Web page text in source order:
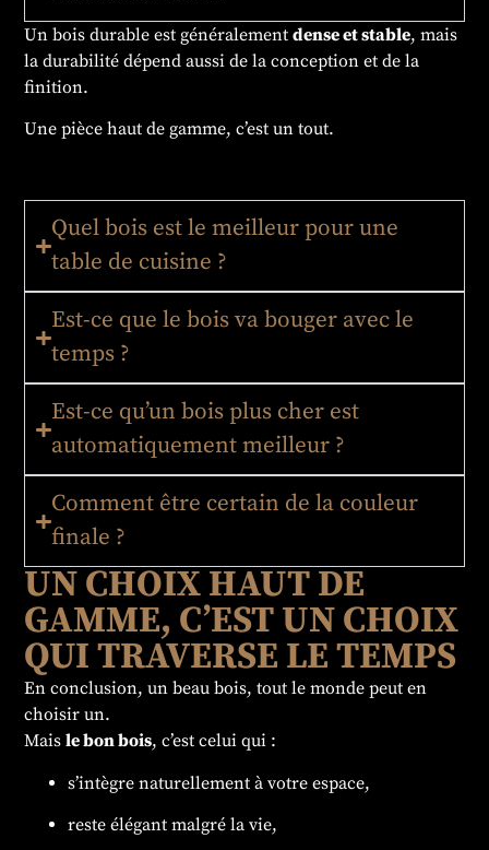
Un bois durable est généralementdense et stable, mais
la durabilité dépend aussi de la conception et de la
finition.
Une pièce haut de gamme, c’est un tout.
Quel bois est le meilleur pour une
table de cuisine ?
Est-ce que le bois va bouger avec le
temps ?
Est-ce qu’un bois plus cher est
automatiquement meilleur ?
Comment être certain de la couleur
finale ?
UN CHOIX HAUT DE
GAMME, C’EST UN CHOIX
QUI TRAVERSE LE TEMPS
En conclusion, un beau bois, tout le monde peut en
choisir un.
Maisle bon bois, c’est celui qui :
s’intègre naturellement à votre espace,
reste élégant malgré la vie,